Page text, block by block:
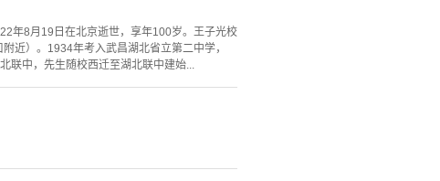
年8月19日在北京逝世，享年100岁。王子光校
近）。1934年考入武昌湖北省立第二中学，
联中，先生随校西迁至湖北联中建始...